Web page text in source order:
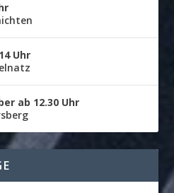
Uhr
ab 12.30 Uhr